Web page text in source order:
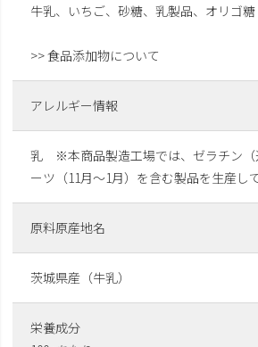
牛乳、いちご、砂糖、乳製品、オリゴ糖
>> 食品添加物について
アレルギー情報
乳 ※本商品製造工場では、ゼラチン（
ーツ（11月～1月）を含む製品を生産し
原料原産地名
茨城県産（牛乳）
栄養成分